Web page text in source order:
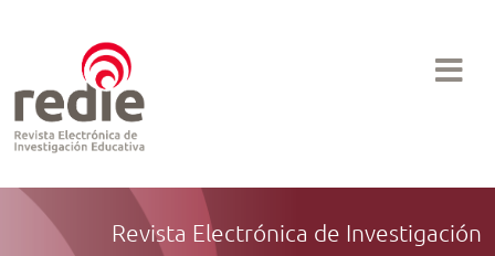
Revista Electrónica de Investigación